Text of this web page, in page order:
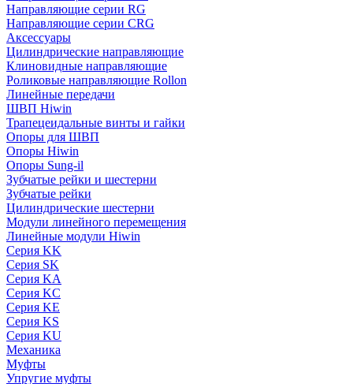
Направляющие серии RG
Направляющие серии CRG
Аксессуары
Цилиндрические направляющие
Клиновидные направляющие
Роликовые направляющие Rollon
Линейные передачи
ШВП Hiwin
Трапецеидальные винты и гайки
Опоры для ШВП
Опоры Hiwin
Опоры Sung-il
Зубчатые рейки и шестерни
Зубчатые рейки
Цилиндрические шестерни
Модули линейного перемещения
Линейные модули Hiwin
Серия KK
Серия SK
Серия KA
Серия KC
Серия KE
Серия KS
Серия KU
Механика
Муфты
Упругие муфты